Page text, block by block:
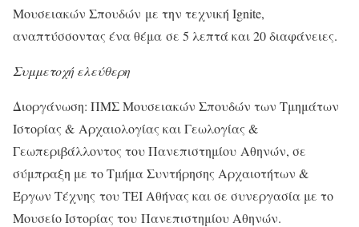
Μουσειακών Σπουδών με την τεχνική Ignite,
αναπτύσσοντας ένα θέμα σε 5 λεπτά και 20 διαφάνειες.
Συμμετοχή ελεύθερη
Διοργάνωση: ΠΜΣ Μουσειακών Σπουδών των Τμημάτων
Ιστορίας & Αρχαιολογίας και Γεωλογίας &
Γεωπεριβάλλοντος του Πανεπιστημίου Αθηνών, σε
σύμπραξη με το Τμήμα Συντήρησης Αρχαιοτήτων &
Έργων Τέχνης του ΤΕΙ Αθήνας και σε συνεργασία με το
Μουσείο Ιστορίας του Πανεπιστημίου Αθηνών.